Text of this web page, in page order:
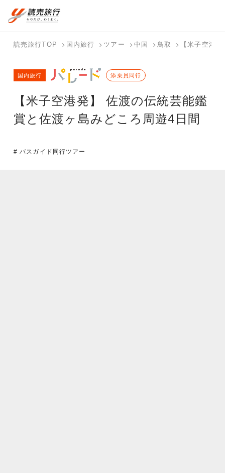
国内旅行トップ
バスツアー
を探す
個人旅行
（ブーケ）を探す
テーマから写真から探
海外旅行トップ
海外特集か
ら探す
テーマから
探す
す
読売旅行TOP 国内旅行 ツアー 中国 鳥取 【米子空港発
【米子空港発】 佐渡の伝統芸能鑑
賞と佐渡ヶ島みどころ周遊4日間
国内旅行 添乗員同行
# バスガイド同行ツアー